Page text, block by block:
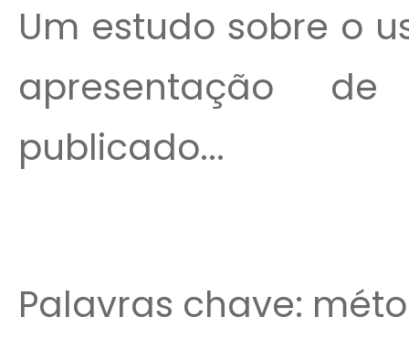
Um estudo sobre o
apresentação
publicado...
Palavras chave: